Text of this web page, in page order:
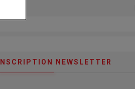
INSCRIPTION NEWSLETTER